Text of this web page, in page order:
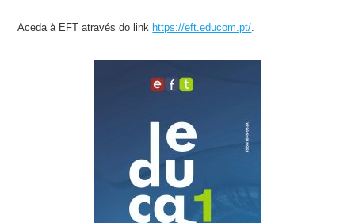
Aceda à EFT através do link https://eft.educom.pt/